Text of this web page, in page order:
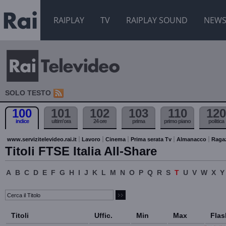
RAIPLAY TV RAIPLAY SOUND NEWS
SOLO TESTO
100
indice
101
ultim'ora
102
24 ore
103
prima
110
primo piano
120
politica
www.servizitelevideo.rai.it Lavoro Cinema Prima serata Tv Almanacco
Titoli FTSE Italia All-Share
A B C D E F G H I J K L M N O P Q R S T U V W X Y
Titoli Uffic. Min Max